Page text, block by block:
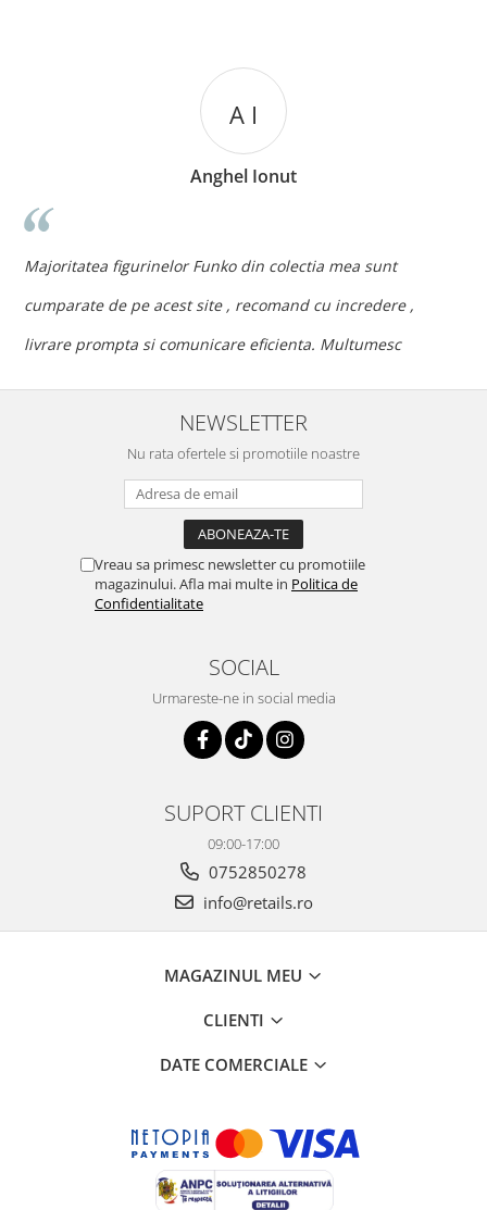
A I
Anghel Ionut
Majoritatea figurinelor Funko din colectia mea sunt
cumparate de pe acest site , recomand cu incredere ,
livrare prompta si comunicare eficienta. Multumesc
NEWSLETTER
Nu rata ofertele si promotiile noastre
Vreau sa primesc newsletter cu promotiile
magazinului. Afla mai multe in Politica de
Confidentialitate
SOCIAL
Urmareste-ne in social media
SUPORT CLIENTI
09:00-17:00
0752850278
info@retails.ro
MAGAZINUL MEU
CLIENTI
DATE COMERCIALE